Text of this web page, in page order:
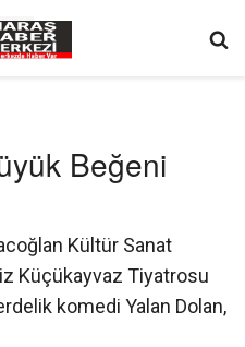
Beğeni
Kültür Sanat
Küçükayvaz Tiyatrosu
komedi Yalan Dolan,